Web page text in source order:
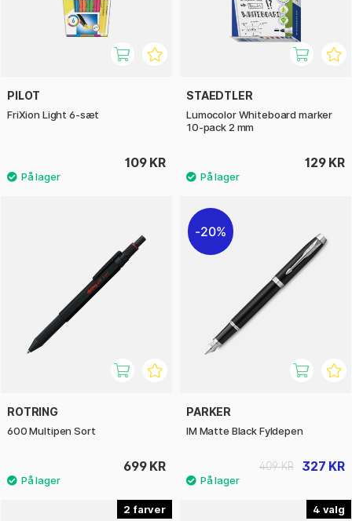
PILOT
FriXion Light 6-sæt
109 KR
STAEDTLER
Lumocolor Whiteboard marker
10-pack 2 mm
129 KR
ROTRING
600 Multipen Sort
699 KR
20%
PARKER
IM Matte Black Fyldepen
327 KR
409 KR
2 4